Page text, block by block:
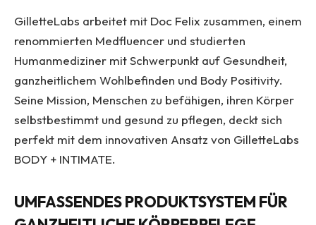
GilletteLabs arbeitet mit Doc Felix zusammen, einem
renommierten Medfluencer und studierten
Humanmediziner mit Schwerpunkt auf Gesundheit,
ganzheitlichem Wohlbefinden und Body Positivity.
Seine Mission, Menschen zu befähigen, ihren Körper
selbstbestimmt und gesund zu pflegen, deckt sich
perfekt mit dem innovativen Ansatz von GilletteLabs
BODY + INTIMATE.
UMFASSENDES PRODUKTSYSTEM FÜR